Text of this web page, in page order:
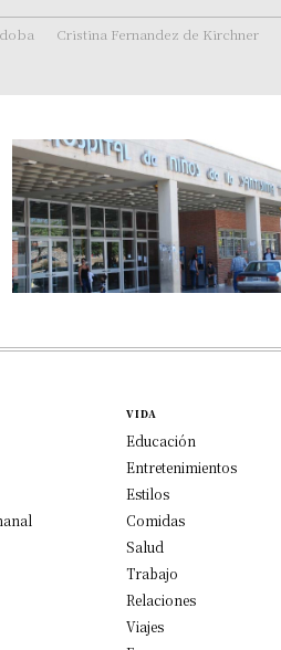
Cristina Fernandez de Kirchner
VIDA
Educación
Entretenimientos
Estilos
Comidas
Salud
Trabajo
Relaciones
Viajes